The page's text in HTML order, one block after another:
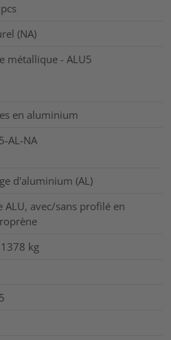
pcs
(NA)
métallique - ALU5
en aluminium
AL-NA
d'aluminium (AL)
ALU, avec/sans profilé en
kg